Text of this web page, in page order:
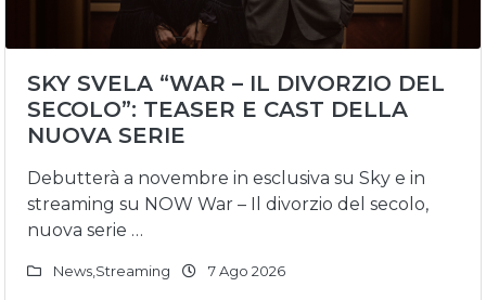
SKY SVELA “WAR – IL DIVORZIO DEL
SECOLO”: TEASER E CAST DELLA
NUOVA SERIE
Debutterà a novembre in esclusiva su Sky e in
streaming su NOW War – Il divorzio del secolo,
nuova serie …
News Streaming 7 Ago 2026